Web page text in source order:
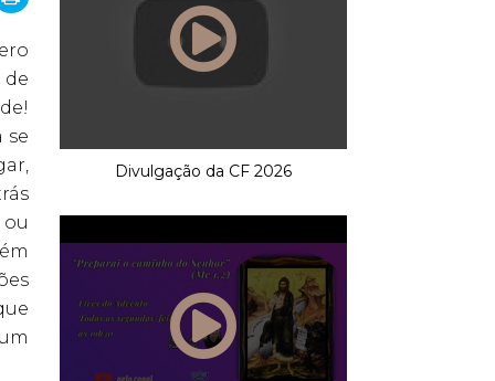
de
se
Divulgação da CF 2026